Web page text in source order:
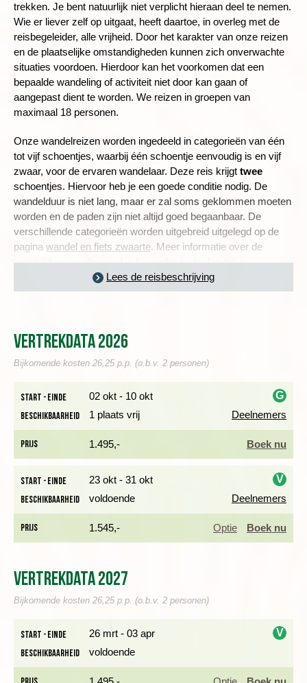
trekken. Je bent natuurlijk niet verplicht hieraan deel te nemen.
Wie er liever zelf op uitgaat, heeft daartoe, in overleg met de
reisbegeleider, alle vrijheid. Door het karakter van onze reizen
en de plaatselijke omstandigheden kunnen zich onverwachte
situaties voordoen. Hierdoor kan het voorkomen dat een
bepaalde wandeling of activiteit niet door kan gaan of
aangepast dient te worden. We reizen in groepen van
maximaal 18 personen.
Onze wandelreizen worden ingedeeld in categorieën van één
tot vijf schoentjes, waarbij één schoentje eenvoudig is en vijf
zwaar, voor de ervaren wandelaar. Deze reis krijgt twee
schoentjes. Hiervoor heb je een goede conditie nodig. De
wandelduur is niet lang, maar er zal soms geklommen moeten
worden en de paden zijn niet altijd goed begaanbaar. De
verschillende categorieën worden uitgebreid uitgelegd op de
pagina wandel en fiets zwaarte. Meer informatie over de
wandelduur per dag vind je hieronder in de dag-tot-
dagbeschrijving en een toelichting over de zwaarte van deze
reis lees je inde praktische informatie.
We beginnen de reis in de Jordaanse hoofdstad
. Na
reisbegeleider en worden we met een transfer naar ons hotel
Ajloun - Madaba
Lees de reisbeschrijving
Vertrekdata 2026
Bijkomende kosten 26,25 p.p. (o.b.v. 2 personen)
Start - einde 02 okt - 10 okt G
i
Beschikbaarheid 1 plaats vrij Deelnemers
Prijs 1.495,- Boek nu
Start - einde 23 okt - 31 okt V
i
Beschikbaarheid voldoende Deelnemers
Prijs 1.545,- Optie Boek nu
Vertrekdata 2027
Bijkomende kosten 26,25 p.p. (o.b.v. 2 personen)
Start - einde 26 mrt - 03 apr V
Beschikbaarheid voldoende